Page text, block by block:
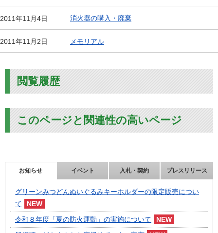
2011年11月4日 消火器の購入・廃棄
2011年11月2日 メモリアル
閲覧履歴
このページと関連性の高いページ
お知らせ イベント 入札・契約 プレスリリース
グリーンみつどんぬいぐるみキーホルダーの限定販売につい
て
令和８年度「夏の防火運動」の実施について